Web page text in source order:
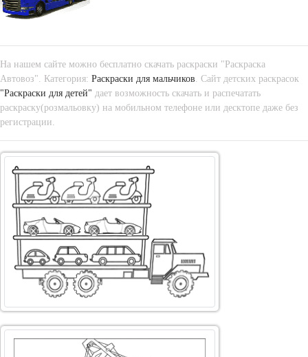
На нашем сайте можно бесплатно скачать раскраски "Раскраска
Автовоз". Категория: Раскраски для мальчиков. Сайт детских раскрасок
"Раскраски для детей" дает возможность скачать и распечатать
раскраску(розмальовку) на мобильном телефоне или десктопе даже без
регистрации.